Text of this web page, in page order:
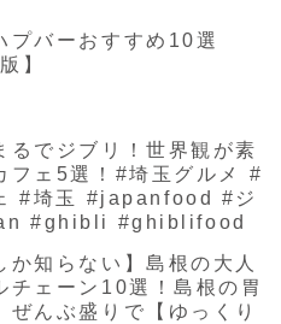
プバーおすすめ10選
】
るでジブリ！世界観が素
フェ5選！#埼玉グルメ #
#埼玉 #japanfood #ジ
#ghibli #ghiblifood
か知らない】島根の大人
チェーン10選！島根の胃
ぜんぶ盛りで【ゆっくり